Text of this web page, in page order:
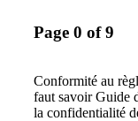
Page 0 of 9
Conformité au
faut savoir Guide
la confidentialité